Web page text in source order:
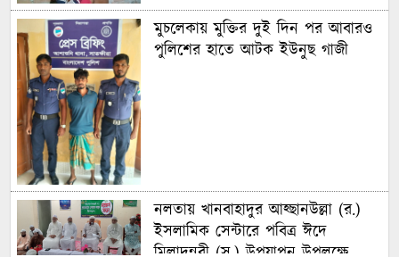
মুচলেকায় মুক্তির দুই দিন পর আবারও
পুলিশের হাতে আটক ইউনুছ গাজী
নলতায় খানবাহাদুর আহ্ছানউল্লা (র.)
ইসলামিক সেন্টারে পবিত্র ঈদে